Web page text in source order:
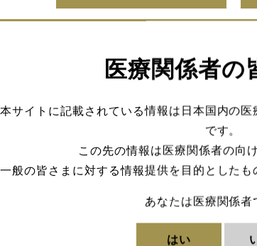
医療関係者の
本サイトに記載されている情報は日本国内の
です。
この先の情報は医療関係者の向
一般の皆さまに対する情報提供を目的としたも
あなたは医療関係者
はい
URL